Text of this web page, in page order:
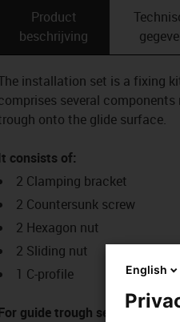
Product
beschrijving
installation set is a fixing
several
onto the glide surface.
consists of:
2 Clamping bracket
2 Countersunk screw
2 Hexagon nut
2 Sliding nut
1 C-profile
guide trough series:
English